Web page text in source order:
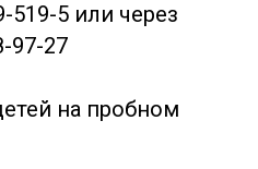
519-5 или через
97-27
на пробном